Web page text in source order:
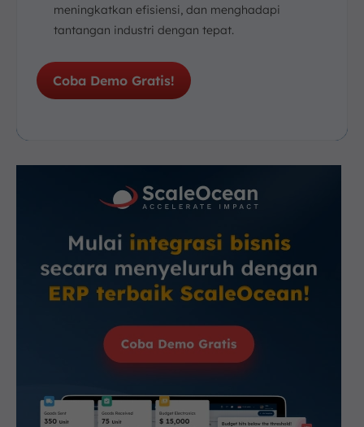
meningkatkan efisiensi, dan menghadapi
tantangan industri dengan tepat.
Coba Demo Gratis!